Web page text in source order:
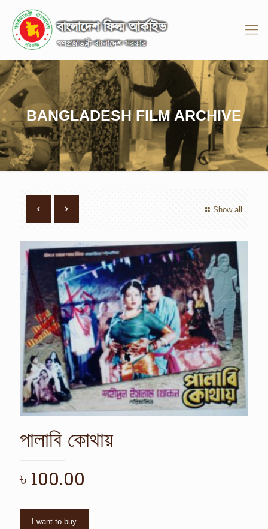
BANGLADESH FILM ARCHIVE
Show all
পালাবি কোথায়
৳ 100.00
I want to buy